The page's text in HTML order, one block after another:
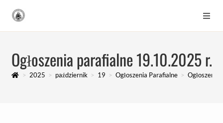
Ogłoszenia parafialne 19.10.2025 r.
> 2025 > październik > 19 > Ogłoszenia Parafialne >